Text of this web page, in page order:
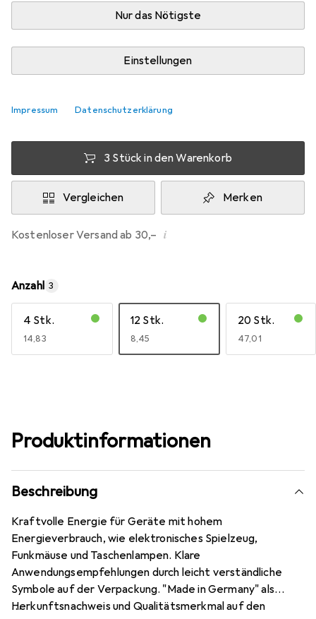
Nur das Nötigste
Einstellungen
Impressum Datenschutzerklärung
Zwischen Mo, 10.8. und Mi, 12.8. geliefert
Mehr als 10 Stück an Lager beim Lieferanten
Lieferort angeben für genaue Lieferzeit
3 Stück in den Warenkorb
Vergleichen Merken
Kostenloser Versand ab 30,– i
Anzahl 3
4 Stk.
EUR
14,83
12 Stk.
EUR
8,45
20 Stk.
EUR
47,01
Produktinformationen
Beschreibung
Kraftvolle Energie für Geräte mit hohem
Energieverbrauch, wie elektronisches Spielzeug,
Funkmäuse und Taschenlampen. Klare
Anwendungsempfehlungen durch leicht verständliche
Symbole auf der Verpackung. "Made in Germany" als
Herkunftsnachweis und Qualitätsmerkmal auf den